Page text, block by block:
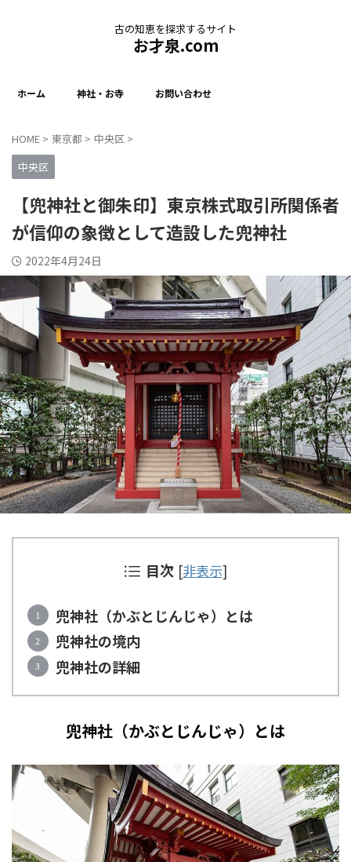
古の知恵を探求するサイト
お才泉.com
ホーム 神社・お寺 お問い合わせ
HOME > 東京都 > 中央区 >
中央区
【兜神社と御朱印】東京株式取引所関係者
が信仰の象徴として造設した兜神社
2022年4月24日
目次 [非表示]
兜神社（かぶとじんじゃ）とは
兜神社の境内
兜神社の詳細
兜神社（かぶとじんじゃ）とは